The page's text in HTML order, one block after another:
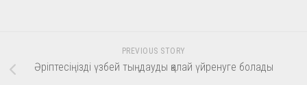
PREVIOUS STORY
Әріптесіңізді үзбей тыңдауды қалай үйренуге болады